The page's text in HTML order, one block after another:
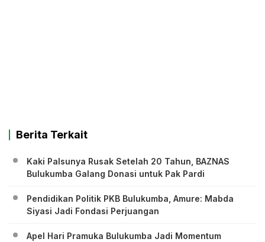
Berita Terkait
Kaki Palsunya Rusak Setelah 20 Tahun, BAZNAS
Bulukumba Galang Donasi untuk Pak Pardi
Pendidikan Politik PKB Bulukumba, Amure: Mabda
Siyasi Jadi Fondasi Perjuangan
Apel Hari Pramuka Bulukumba Jadi Momentum